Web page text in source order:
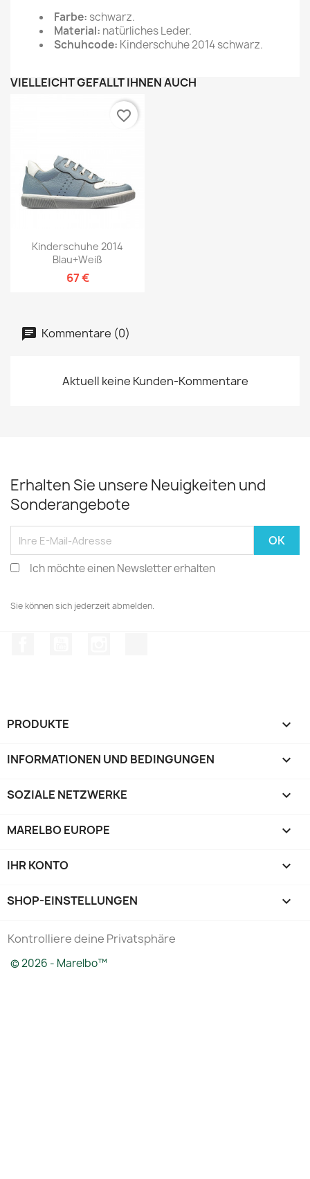
Farbe: schwarz.
Material: natürliches Leder.
Schuhcode: Kinderschuhe 2014 schwarz.
VIELLEICHT GEFÄLLT IHNEN AUCH
Kinderschuhe 2014
Blau+weiß
67 €
favorite_border
Kommentare (0)
Aktuell keine Kunden-Kommentare
Erhalten Sie unsere Neuigkeiten und
Sonderangebote
Ich möchte einen Newsletter erhalten
Sie können sich jederzeit abmelden.
PRODUKTE 
INFORMATIONEN UND BEDINGUNGEN 
SOZIALE NETZWERKE 
MARELBO EUROPE 
IHR KONTO 
SHOP-EINSTELLUNGEN keyboard_arrow_down
Kontrolliere deine Privatsphäre
© 2026 - Marelbo™